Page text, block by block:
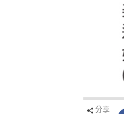
分享